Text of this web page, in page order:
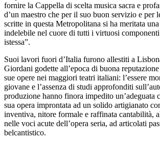
fornire la Cappella di scelta musica sacra e
d’un maestro che per il suo buon servizio e per
scritte in questa Metropolitana si ha meritata
indelebile nel cuore di tutti i virtuosi
istessa”.
Suoi lavori fuori d’Italia furono allestiti a
Giordani godette all’epoca di buona
sue opere nei maggiori teatri italiani: l’essere
giovane e l’assenza di studi approfonditi
produzione hanno finora impedito un’adeguata
sua opera improntata ad un solido artigianato
inventiva, nitore formale e raffinata cantabilità,
nelle voci acute dell’opera seria, ad articolati
belcantistico.